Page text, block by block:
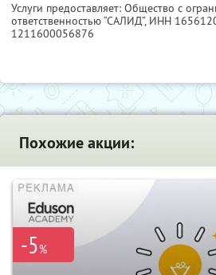
Услуги предоставляет: Общество с
ответственностью “САЛИД”, ИНН
1211600056876
Похожие акции:
-5%